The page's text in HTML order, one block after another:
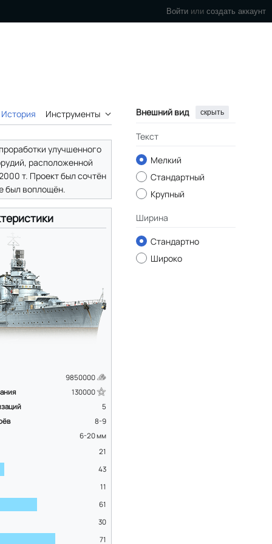
Войти или создать аккаунт
История Инструменты Внешний вид скрыть
Текст
Мелкий
Стандартный
Крупный
Ширина
Стандартно
Широко
улучшенного
расположенной
т. Проект был сочтён
был воплощён.
9850000
130000
5
8-9
6-20мм
21
43
11
61
30
71